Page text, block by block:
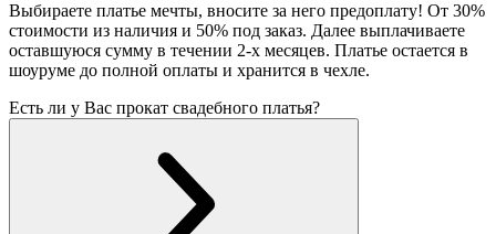
Выбираете платье мечты, вносите за него предоплату! От 30%
стоимости из наличия и 50% под заказ. Далее выплачиваете
оставшуюся сумму в течении 2-х месяцев. Платье остается в
шоуруме до полной оплаты и хранится в чехле.
Есть ли у Вас прокат свадебного платья?